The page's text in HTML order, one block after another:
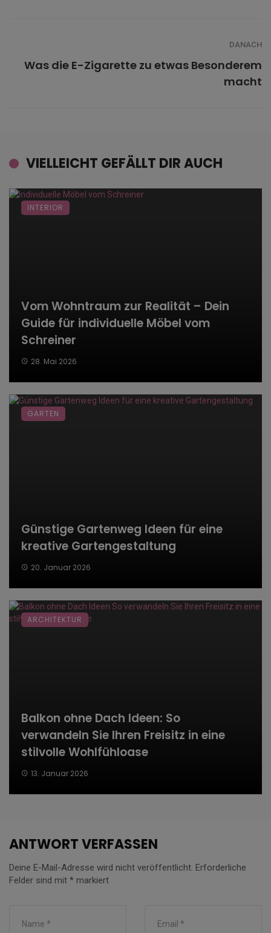
DANACH
Was die E-Zigarette zu etwas Besonderem
macht
VIELLEICHT GEFÄLLT DIR AUCH
Vom Wohntraum zur Realität – Dein
Guide für individuelle Möbel vom
Schreiner
28. Mai 2026
INTERIOR
Günstige Gartenweg Ideen für eine
kreative Gartengestaltung
20. Januar 2026
GARTEN
Balkon ohne Dach Ideen: So
verwandeln Sie Ihren Freisitz in eine
stilvolle Wohlfühloase
13. Januar 2026
ARCHITEKTUR
ANTWORT VERFASSEN
Deine E-Mail-Adresse wird nicht veröffentlicht. Erforderliche
Felder sind mit * markiert